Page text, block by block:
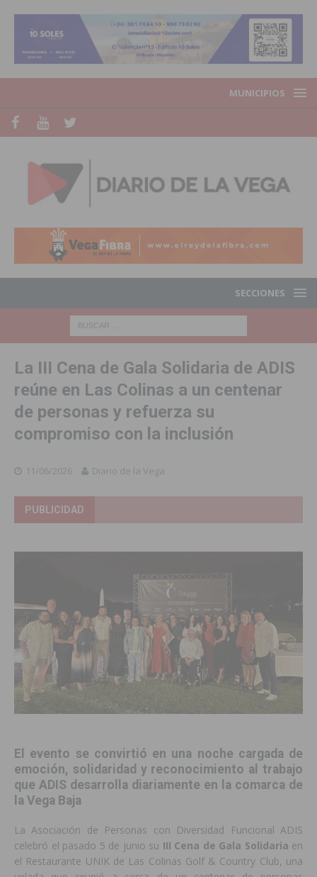
MUNICIPIOS
SECCIONES
La III Cena de Gala Solidaria de ADIS
reúne en Las Colinas a un centenar
de personas y refuerza su
compromiso con la inclusión
11/06/2026 Diario de la Vega
PUBLICIDAD
El evento se convirtió en una noche cargada de
emoción, solidaridad y reconocimiento al trabajo
que ADIS desarrolla diariamente en la comarca de
la Vega Baja
La Asociación de Personas con Diversidad Funcional ADIS
celebró el pasado 5 de junio su III Cena de Gala Solidaria en
el Restaurante UNIK de Las Colinas Golf & Country Club, una